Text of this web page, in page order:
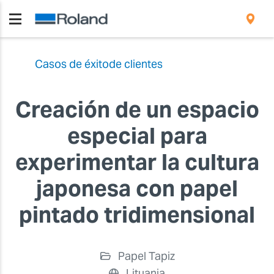
Casos de éxitode clientes
Creación de un espacio
especial para
experimentar la cultura
japonesa con papel
pintado tridimensional
Papel Tapiz